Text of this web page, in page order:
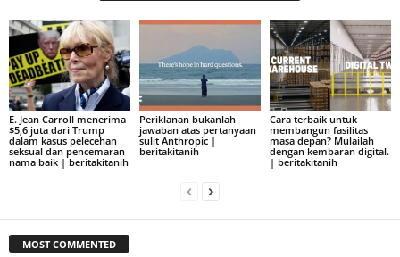
E. Jean Carroll menerima
$5,6 juta dari Trump
dalam kasus pelecehan
seksual dan pencemaran
nama baik | beritakitanih
Periklanan bukanlah
jawaban atas pertanyaan
sulit Anthropic |
beritakitanih
Cara terbaik untuk
membangun fasilitas
masa depan? Mulailah
dengan kembaran digital.
| beritakitanih
MOST COMMENTED